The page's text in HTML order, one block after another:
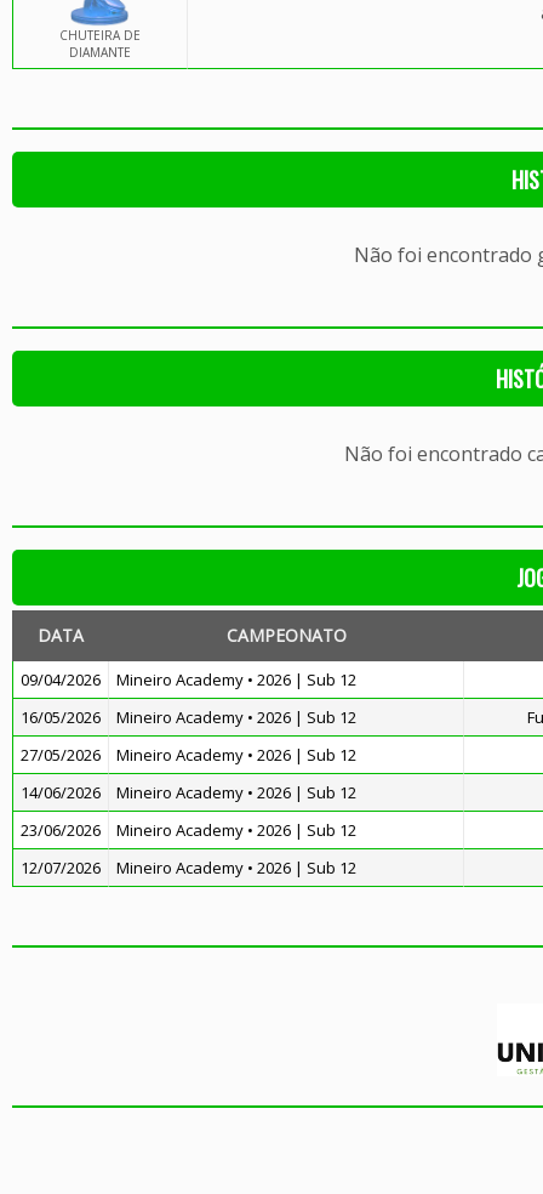
CHUTEIRA DE
DIAMANTE
Não foi encontrado
Não foi encontrado
DATA CAMPEONATO
09/04/2026
Mineiro Academy • 2026 | Sub 12
16/05/2026
Mineiro Academy • 2026 | Sub 12
27/05/2026
Mineiro Academy • 2026 | Sub 12
14/06/2026
Mineiro Academy • 2026 | Sub 12
23/06/2026
Mineiro Academy • 2026 | Sub 12
12/07/2026
Mineiro Academy • 2026 | Sub 12